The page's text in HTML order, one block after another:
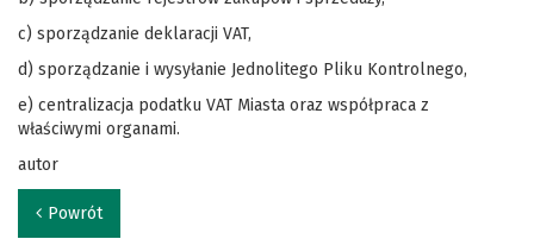
c) sporządzanie deklaracji VAT,
d) sporządzanie i wysyłanie Jednolitego Pliku Kontrolnego,
e) centralizacja podatku VAT Miasta oraz współpraca z
właściwymi organami.
autor
Powrót